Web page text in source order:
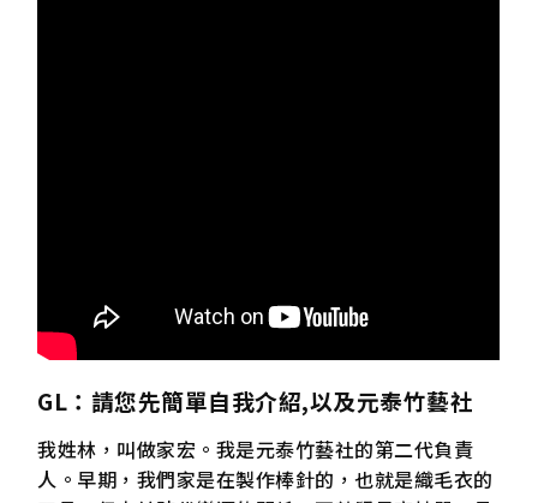
GL ：請您先簡單自我介紹,以及元泰竹藝社
我姓林，叫做家宏。我是元泰竹藝社的第二代負責
人。早期，我們家是在製作棒針的，也就是織毛衣的